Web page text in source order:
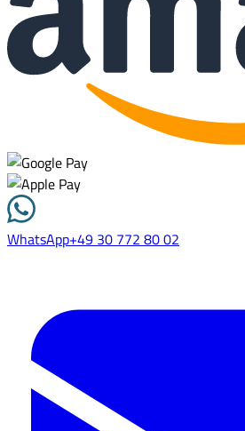
WhatsApp+49 30 772 80 02